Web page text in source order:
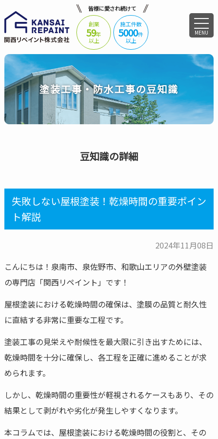
皆様に愛され続けて
創業
59年
以上
施工件数
5000件
以上
MENU
塗装工事・防水工事の豆知識
豆知識の詳細
失敗しない屋根塗装！乾燥時間の重要ポイン
ト解説
2024年11月08日
こんにちは！泉南市、泉佐野市、和歌山エリアの外壁塗装
の専門店「関西リペイント」です！
屋根塗装における乾燥時間の確保は、塗膜の品質と耐久性
に直結する非常に重要な工程です。
塗装工事の見栄えや耐候性を最大限に引き出すためには、
乾燥時間を十分に確保し、各工程を正確に進めることが求
められます。
しかし、乾燥時間の重要性が軽視されるケースもあり、その
結果として剥がれや劣化が発生しやすくなります。
本コラムでは、屋根塗装における乾燥時間の役割と、その